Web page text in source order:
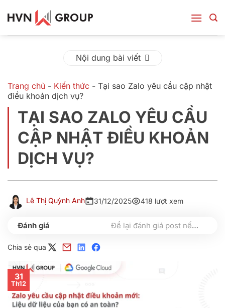
qua
nội
dung
Nội dung bài viết
Trang chủ - Kiến thức - Tại sao Zalo yêu cầu cập nhật
điều khoản dịch vụ?
TẠI SAO ZALO YÊU CẦU
CẬP NHẬT ĐIỀU KHOẢN
DỊCH VỤ?
Lê Thị Quỳnh Anh 31/12/2025 418 lượt xem
Để lại đánh giá post nếu bạn thấy hữu ích nhé
Chia sẻ qua
31
Th12